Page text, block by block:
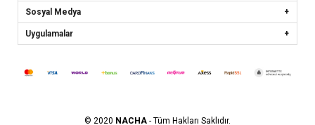
Sosyal Medya
Uygulamalar
© 2020 NACHA - Tüm Hakları Saklıdır.